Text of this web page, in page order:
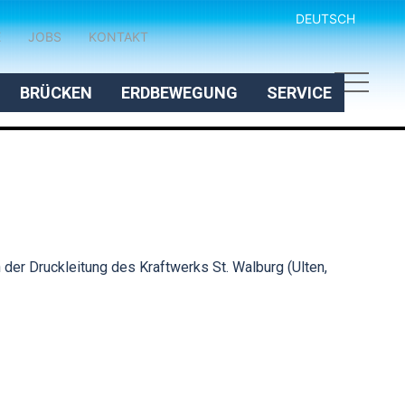
DEUTSCH
JOBS KONTAKT
BRÜCKEN ERDBEWEGUNG SERVICE
Druckleitung des Kraftwerks St. Walburg (Ulten,